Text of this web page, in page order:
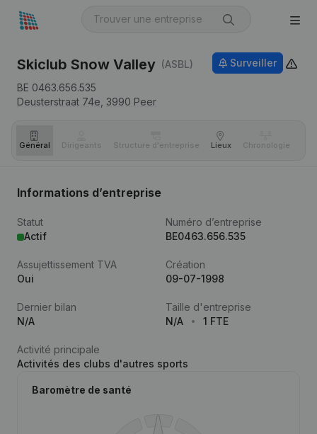
Skiclub Snow Valley (ASBL)
BE 0463.656.535
Deusterstraat 74e, 3990 Peer
Surveiller
Général Dirigeants Structure d'entreprise Lieux Chronologie
Informations d’entreprise
Statut
Actif
Numéro d’entreprise
BE0463.656.535
Assujettissement TVA
Oui
Création
09-07-1998
Dernier bilan
N/A
Taille d'entreprise
N/A
1 FTE
Activité principale
Activités des clubs d'autres sports
Baromètre de santé